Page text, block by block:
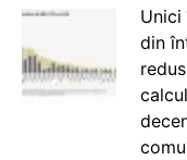
Unici
din